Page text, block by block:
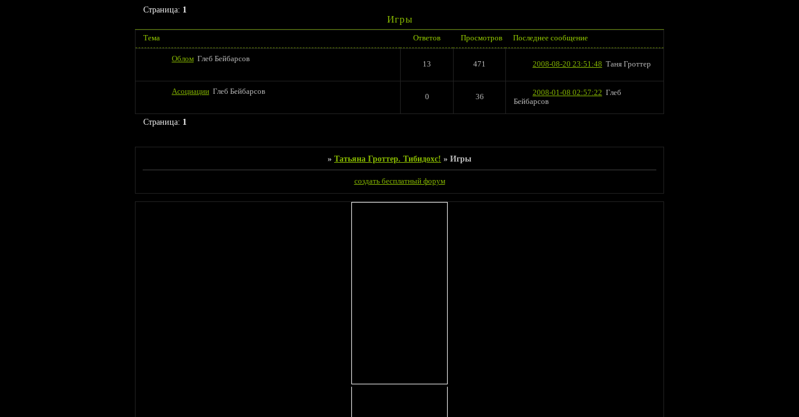
Игры
Страница: 1
Тема Ответов Просмотров Последнее сообщение
Облом Глеб Бейбарсов
13 471 2008-08-20 23:51:48 Таня Гроттер
Асоциации Глеб Бейбарсов
0 36 2008-01-08 02:57:22 Глеб
Бейбарсов
Страница: 1
» Татьяна Гроттер. Тибидохс! » Игры
создать бесплатный форум